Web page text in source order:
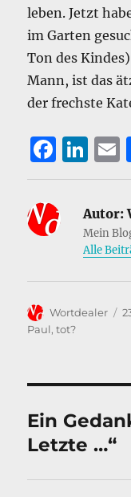
leben. Jetzt
im Garten
Ton des
Mann, ist das
der frechste
F
a
c
e
o
o
k
Li
n
k
e
d
I
n
l
Autor:
Mein
Alle
Autor
Wortdealer
Paul,tot?
Ein
Letzte …“